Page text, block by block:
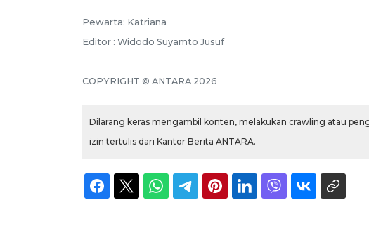
Pewarta: Katriana
Editor : Widodo Suyamto Jusuf
COPYRIGHT © ANTARA 2026
Dilarang keras mengambil konten, melakukan crawling atau
izin tertulis dari Kantor Berita ANTARA.